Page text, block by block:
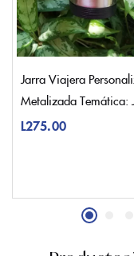
Jarra Viajera
Metalizada Temática:
L275.00